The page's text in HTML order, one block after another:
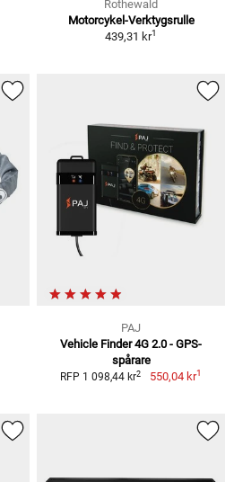
Rothewald
Motorcykel-Verktygsrulle
439,31 kr1
PAJ
Vehicle Finder 4G 2.0 - GPS-
spårare
RFP 1 098,44 kr2 550,04 kr1